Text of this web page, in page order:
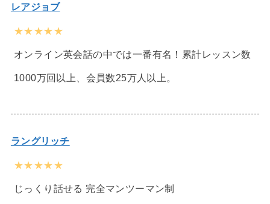
レアジョブ
★★★★★
オンライン英会話の中では一番有名！累計レッスン数
1000万回以上、会員数25万人以上。
ラングリッチ
★★★★★
じっくり話せる 完全マンツーマン制